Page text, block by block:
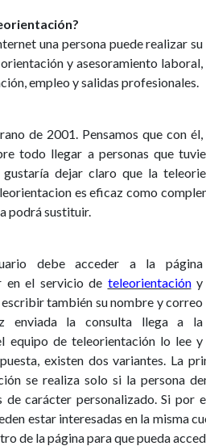
una persona puede realizar su
y asesoramiento laboral,
empleo y salidas profesionales.
de 2001. Pensamos que con él,
todo llegar a personas que
gustaría dejar claro que la
es eficaz como
podrá sustituir.
debe acceder a la página
en el servicio de teleorientacióny
también su nombre y correo
enviada la consulta llega a la
equipo de teleorientación lo lee y
existen dos variantes. La
se realiza solo si la persona
carácter personalizado. Si por
estar interesadas en la misma
de la página para que pueda